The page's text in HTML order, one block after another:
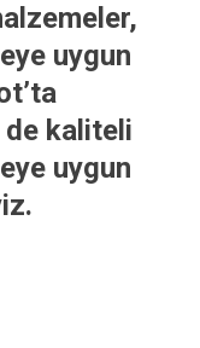
uygun
de kaliteli
uygun